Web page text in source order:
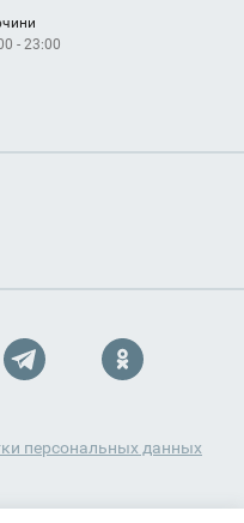
- 23:00
персональных данных